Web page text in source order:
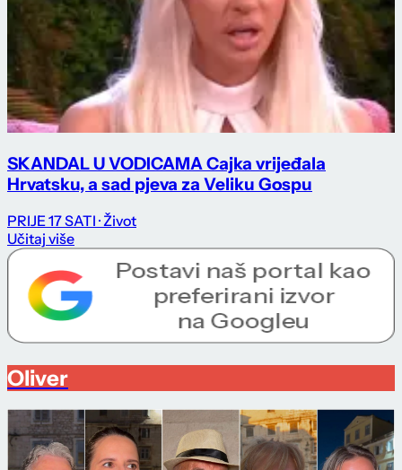
SKANDAL U VODICAMA Cajka vrijeđala
Hrvatsku, a sad pjeva za Veliku Gospu
PRIJE 17 SATI · Život
Učitaj više
Oliver